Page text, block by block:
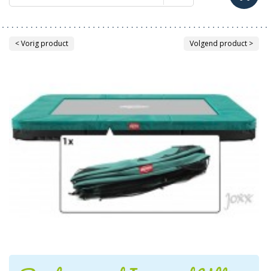
< Vorig product Volgend product >